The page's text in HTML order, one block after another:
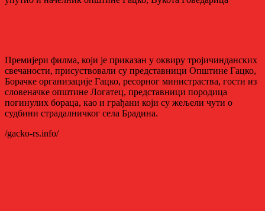
Премијери филма, који је приказан у оквиру тројичинданских
свечаности, присуствовали су представници Општине Гацко,
Борачке организације Гацко, ресорног министраства, гости из
словеначке општине Логатец, представници породица
погинулих бораца, као и грађани који су жељели чути о
судбини страдалничког села Брадина.
/gacko-rs.info/